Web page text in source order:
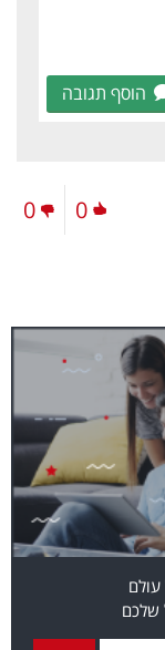
הוסף תגובה
0
0
עולם
שלכם